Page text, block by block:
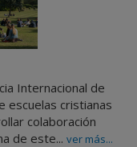
Internacional de
escuelas cristianas
colaboración
de este... ver más...